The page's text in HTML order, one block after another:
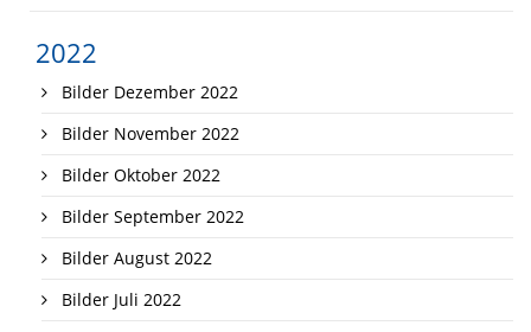
2022
Bilder Dezember 2022
Bilder November 2022
Bilder Oktober 2022
Bilder September 2022
Bilder August 2022
Bilder Juli 2022